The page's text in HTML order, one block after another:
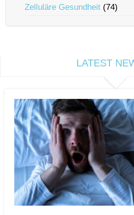
Zelluläre Gesundheit (74)
LATEST